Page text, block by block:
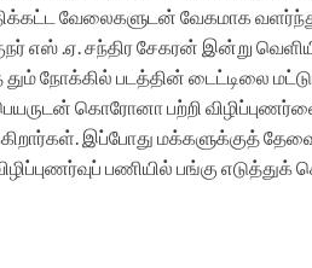
வேலைகளுடன் வேகமாக
.ஏ. சந்திர சேகரன் இன்று
தும் நோக்கில் படத்தின் டைட்டிலை
கொரோனா பற்றி
இப்போது மக்களுக்குத்
பணியில் பங்கு எடுத்துக்